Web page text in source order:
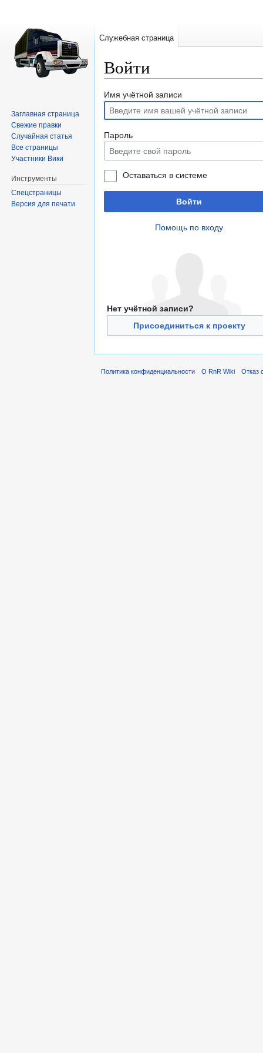
Войти
Перейти
навигации
Перейти
поиску
Имя учётной записи
Пароль
Оставаться в системе
Войти
Помощь по входу
Нет учётной записи?
Присоединиться к проекту
Служебная страница
Заглавная страница
Свежие правки
Случайная статья
Все страницы
Участники Вики
Инструменты
Спецстраницы
Версия для печати
Политика конфиденциальности О RnR Wiki Отказ